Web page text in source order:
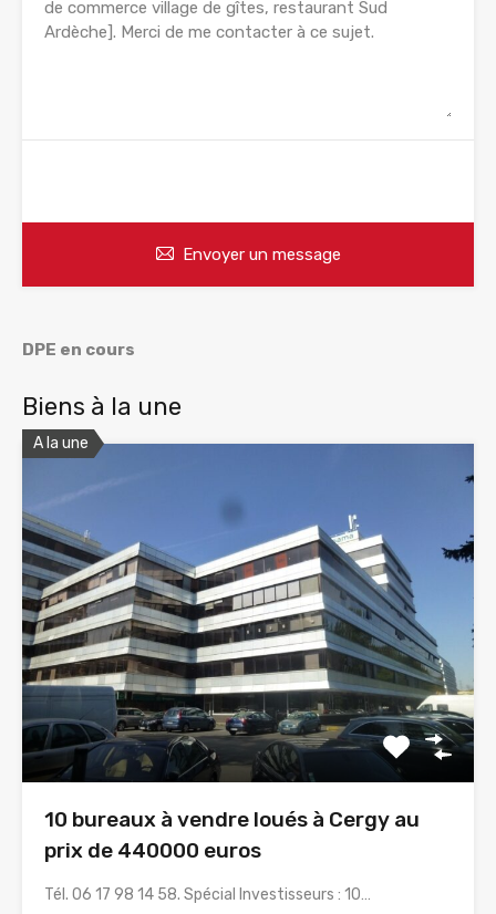
Envoyer un message
DPE en cours
Biens à la une
A la une
10 bureaux à vendre loués à Cergy au
prix de 440000 euros
Tél. 06 17 98 14 58. Spécial Investisseurs : 10…